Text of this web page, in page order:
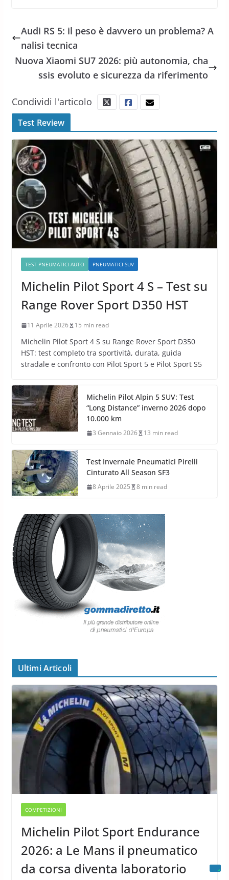
Audi RS 5: il peso è davvero un problema? A
nalisi tecnica
Nuova Xiaomi SU7 2026: più autonomia, cha
ssis evoluto e sicurezza da riferimento
Condividi l'articolo
Test Review
TEST PNEUMATICI AUTO PNEUMATICI SUV
Michelin Pilot Sport 4 S – Test su
Range Rover Sport D350 HST
11 Aprile 2026 15 min read
Michelin Pilot Sport 4 S su Range Rover Sport D350
HST: test completo tra sportività, durata, guida
stradale e confronto con Pilot Sport 5 e Pilot Sport S5
Michelin Pilot Alpin 5 SUV: Test
“Long Distance” inverno 2026 dopo
10.000 km
3 Gennaio 2026 13 min read
Test Invernale Pneumatici Pirelli
Cinturato All Season SF3
8 Aprile 2025 8 min read
Ultimi Articoli
COMPETIZIONI
Michelin Pilot Sport Endurance
2026: a Le Mans il pneumatico
da corsa diventa laboratorio